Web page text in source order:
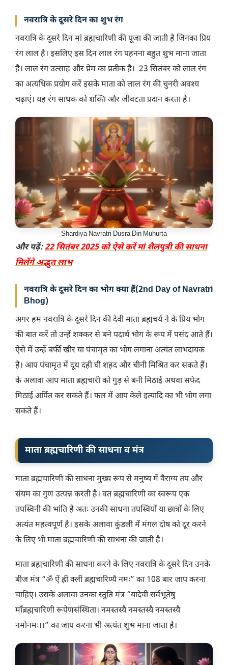
नवरात्रि के दूसरे दिन का शुभ रंग
नवरात्रि के दूसरे दिन मां ब्रह्मचारिणी की पूजा की जाती है जिनका प्रिय
रंग लाल है। इसलिए इस दिन लाल रंग पहनना बहुत शुभ माना जाता
है। लाल रंग उत्साह और प्रेम का प्रतीक है। 23 सितंबर को लाल रंग
का अत्यधिक प्रयोग करें इसके माता को लाल रंग की चुनरी अवश्य
चढ़ाएं। यह रंग साधक को शक्ति और जीवटता प्रदान करता है।
Shardiya Navratri Dusra Din Muhurta
और पढ़ें:22 सितंबर 2025 को ऐसे करें मां शैलपुत्री की साधना
मिलेंगे अद्भुत लाभ
नवरात्रि के दूसरे दिन का भोग क्या हैं(2nd Day of Navratri
Bhog)
अगर हम नवरात्रि के दूसरे दिन की देवी माता ब्रह्मचर्य ने के प्रिय भोग
की बात करें तो उन्हें शक्कर से बने पदार्थ भोग के रूप में पसंद आते हैं।
ऐसे में उन्हें बर्फी खीर या पंचामृत का भोग लगाना अत्यंत लाभदायक
है। आप पंचामृत में दूध दही घी शहद और चीनी मिश्रित कर सकते हैं।
के अलावा आप माता ब्रह्मचारी को गुड़ से बनी मिठाई अथवा सफेद
मिठाई अर्पित कर सकते हैं। फल में आप केले इत्यादि का भी भोग लगा
सकते हैं।
माता ब्रह्मचारिणी की साधना व मंत्र
माता ब्रह्मचारिणी की साधना मुख्य रूप से मनुष्य में वैराग्य तप और
संयम का गुण उत्पन्न करती है। वत ब्रह्मचारिणी का स्वरूप एक
तपस्विनी की भांति है अतः उनकी साधना तपस्वियों या छात्रों के लिए
अत्यंत महत्वपूर्ण है। इसके अलावा कुंडली में मंगल दोष को दूर करने
के लिए भी माता ब्रह्मचारिणी की साधना की जाती है।
माता ब्रह्मचारिणी की साधना करने के लिए नवरात्रि के दूसरे दिन उनके
बीज मंत्र “ॐ ऐं ह्रीं क्लीं ब्रह्मचारिण्यै नमः” का 108 बार जाप करना
चाहिए। उसके अलावा उनका स्तुति मंत्र “यादेवी सर्वभूतेषु
माँब्रह्मचारिणी रूपेणसंस्थिता। नमस्तस्यै नमस्तस्यै नमस्तस्यै
नमोनमः।।” का जाप करना भी अत्यंत शुभ माना जाता है।